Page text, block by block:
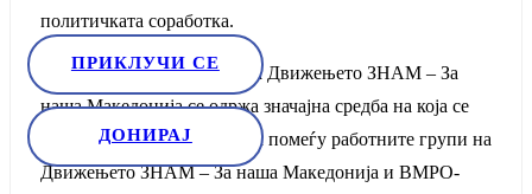
ПРИКЛУЧИ СЕ
ДОНИРАЈ
политичката соработка.
Вечерва во просториите на Движењето ЗНАМ – За
наша Македонија се одржа значајна средба на која се
разговараше за соработката помеѓу работните групи на
Движењето ЗНАМ – За наша Македонија и ВМРО-